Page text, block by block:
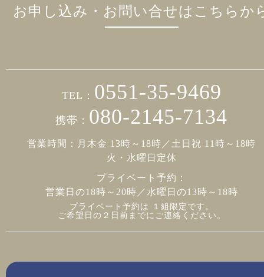
お申し込み・お問い合せはこちらか
TEL： 0551-35-9469
携帯： 080-2145-7134
営業時間：月木金 13時～18時／土日祝 11時～18時
火・水曜日定休
プライベート予約：
営業日の18時～20時／水曜日の13時～18時
プライベート予約は １組限定です。
ご希望日の２日前までにご連絡ください。